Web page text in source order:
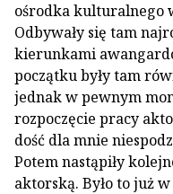
ośrodka kul­turalnego
Odbywały się tam
kierunkami
początku były tam
jednak w pewnym
rozpoczę­cie pracy
dość dla mnie
Potem nastąpiły
aktorską. Było to już